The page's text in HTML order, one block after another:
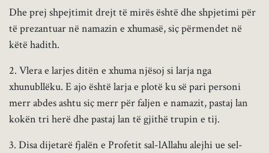
Dhe prej shpejtimit drejt të mirës është dhe shpjetimi për
të prezantuar në namazin e xhumasë, siç përmendet në
këtë hadith.
2. Vlera e larjes ditën e xhuma njësoj si larja nga
xhunubllëku. E ajo është larja e plotë ku së pari personi
merr abdes ashtu siç merr për faljen e namazit, pastaj lan
kokën tri herë dhe pastaj lan të gjithë trupin e tij.
3. Disa dijetarë fjalën e Profetit sal-lAllahu alejhi ue sel-